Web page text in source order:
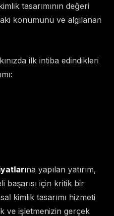
tasarımının değeri
konumunu ve algılanan
ilk intiba edindikleri
na yapılan yatırım,
başarısı için kritik bir
kimlik tasarımı hizmeti
ve işletmenizin gerçek